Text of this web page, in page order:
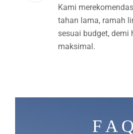
Kami
tahan lama, ramah
sesuai budget, demi
maksimal.
F A Q